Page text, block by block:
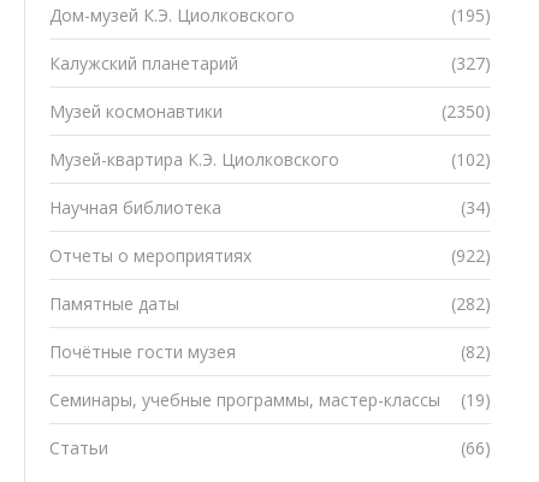
(195)
Дом-музей К.Э. Циолковского
(327)
Калужский планетарий
(2350)
Музей космонавтики
(102)
Музей-квартира К.Э. Циолковского
(34)
Научная библиотека
(922)
Отчеты о мероприятиях
(282)
Памятные даты
(82)
Почётные гости музея
(19)
Семинары, учебные программы, мастер-классы
(66)
Статьи